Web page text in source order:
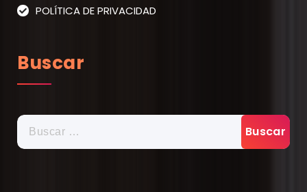
POLÍTICA DE PRIVACIDAD
Buscar
BUSCAR: